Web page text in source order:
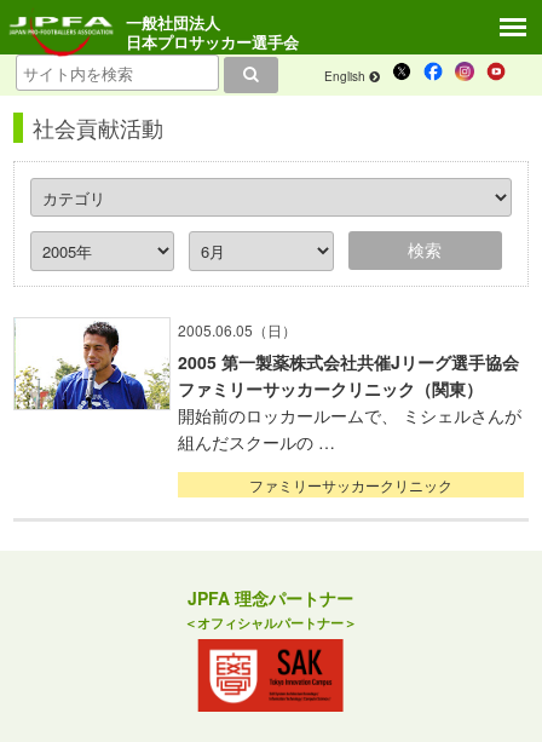
English
一般社団法人
日本プロサッカー選手会
社会貢献活動
2005.06.05（日）
2005 第一製薬株式会社共催Jリーグ選手協会
ファミリーサッカークリニック（関東）
開始前のロッカールームで、 ミシェルさんが
組んだスクールの …
ファミリーサッカークリニック
JPFA 理念パートナー
＜オフィシャルパートナー＞